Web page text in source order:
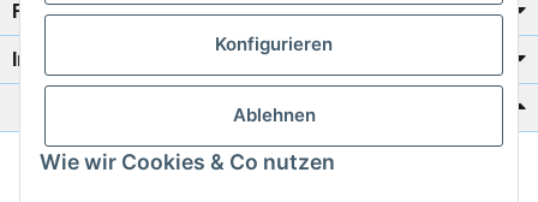
Konfigurieren
Ablehnen
Wie wir Cookies & Co nutzen
Rechtliches
Informationen
Katalog zur Hand?
Zur Schnellbestellung